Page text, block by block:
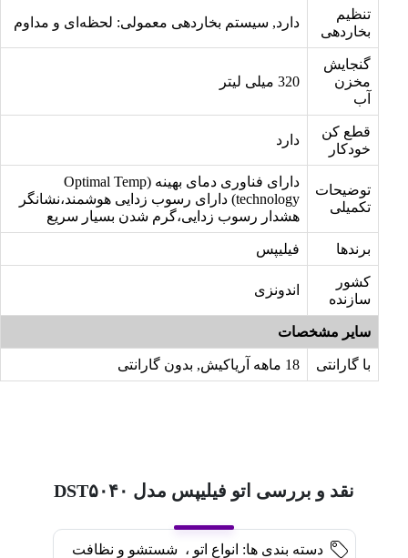
تنظیم
بخاردهی
دارد, سیستم بخاردهی معمولی: لحظه‌ای و مداوم
گنجایش
مخزن
آب
320 میلی لیتر
قطع کن
خودکار
دارد
توضیحات
تکمیلی
دارای فناوری دمای بهینه (Optimal Temp
technology) دارای رسوب زدایی هوشمند،نشانگر
هشدار رسوب زدایی،گرم شدن بسیار سریع
برندها فیلیپس
کشور
سازنده
اندونزی
سایر مشخصات
با گارانتی 18 ماهه آریاکیش, بدون گارانتی
نقد و بررسی اتو فیلیپس مدل DST۵۰۴۰
دسته بندی ها: انواع اتو ، شستشو و نظافت